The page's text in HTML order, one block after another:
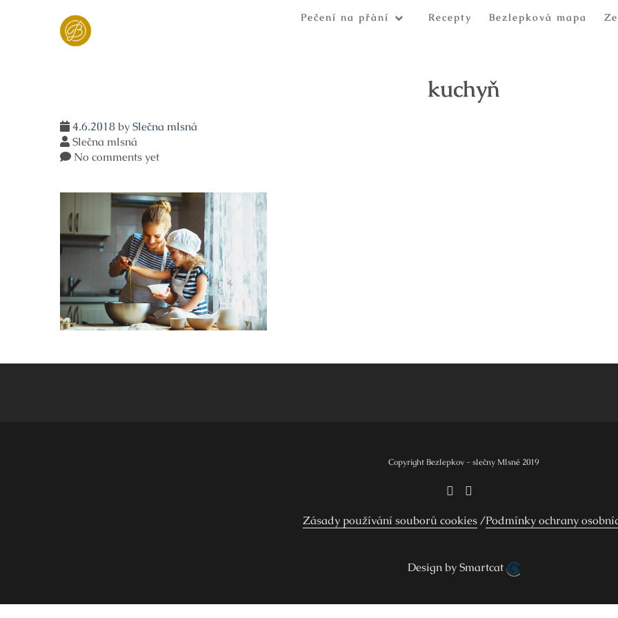
Pečení na přání Recepty Bezlepková mapa
kuchyň
4.6.2018bySlečna mlsná
Slečna mlsná
No comments yet
Navigace
Copyright Bezlepkov - slečny Mlsné 2019
Zásady používání souborů cookies Podmínky ochrany
Design by Smartcat